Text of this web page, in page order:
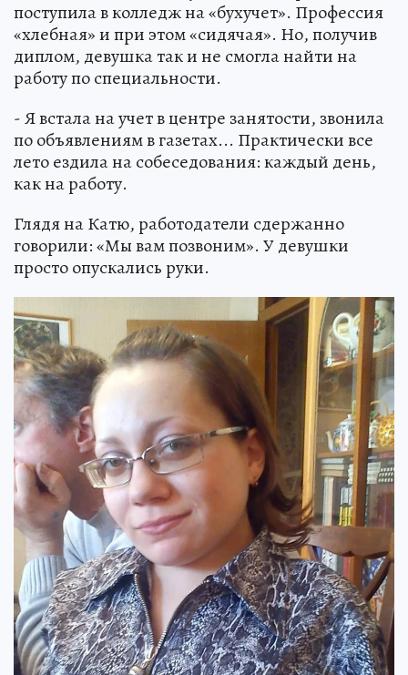
поступила в колледж на «бухучет». Профессия
«хлебная» и при этом «сидячая». Но, получив
диплом, девушка так и не смогла найти на
работу по специальности.
- Я встала на учет в центре занятости, звонила
по объявлениям в газетах... Практически все
лето ездила на собеседования: каждый день,
как на работу.
Глядя на Катю, работодатели сдержанно
говорили: «Мы вам позвоним». У девушки
просто опускались руки.